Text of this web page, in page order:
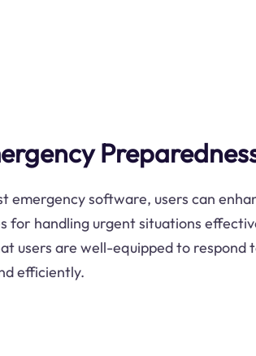
emergency software, users can
for handling urgent situations
users are well-equipped to respond
efficiently.